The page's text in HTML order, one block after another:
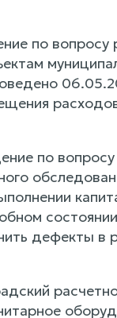
по вопросу
по
дефекты в